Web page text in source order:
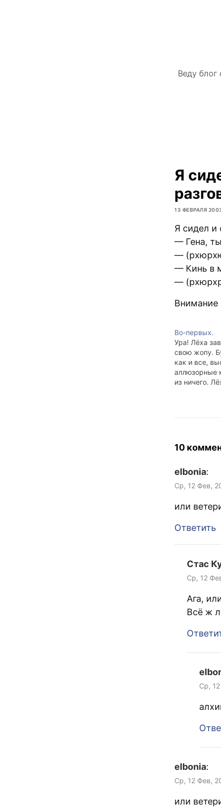
Веду
Я
13 ФЕВРАЛЯ
Я сидел и
— Гена,
—
— Кинь в
—
Внимание
Во-первых.
Ура! Лёха
свою жопу.
как и все,
аллюзорные
из ничего.
10
elbonia:
Ср, 12 Фев,
или
Ответить
Стас
Ср, 12
Ага,
Всё ж
Ср,
elbonia:
Ср, 12 Фев,
или